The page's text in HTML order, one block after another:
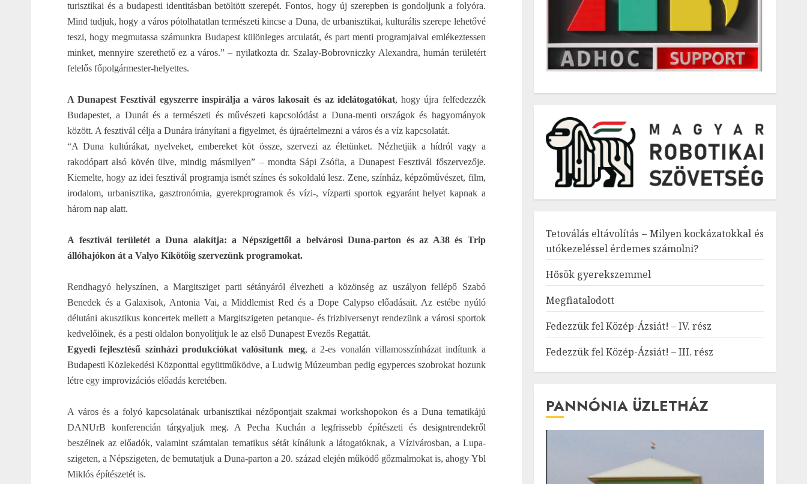
turisztikai és a budapesti identitásban betöltött szerepét. Fontos, hogy új szerepben is gondoljunk a folyóra.
Mind tudjuk, hogy a város pótolhatatlan természeti kincse a Duna, de urbanisztikai, kulturális szerepe lehetővé
teszi, hogy megmutassa számunkra Budapest különleges arculatát, és part menti programjaival emlékeztessen
minket, mennyire szerethető ez a város.” – nyilatkozta dr. Szalay-Bobrovniczky Alexandra, humán területért
felelős főpolgármester-helyettes.
A Dunapest Fesztivál egyszerre inspirálja a város lakosait és az idelátogatókat, hogy újra felfedezzék
Budapestet, a Dunát és a természeti és művészeti kapcsolódást a Duna-menti országok és hagyományok
között. A fesztivál célja a Dunára irányítani a figyelmet, és újraértelmezni a város és a víz kapcsolatát.
“A Duna kultúrákat, nyelveket, embereket köt össze, szervezi az életünket. Nézhetjük a hídról vagy a
rakodópart alsó kövén ülve, mindig másmilyen” – mondta Sápi Zsófia, a Dunapest Fesztivál főszervezője.
Kiemelte, hogy az idei fesztivál programja ismét színes és sokoldalú lesz. Zene, színház, képzőművészet, film,
irodalom, urbanisztika, gasztronómia, gyerekprogramok és vízi-, vízparti sportok egyaránt helyet kapnak a
három nap alatt.
A fesztivál területét a Duna alakítja: a Népszigettől a belvárosi Duna-parton és az A38 és Trip
állóhajókon át a Valyo Kikötőig szervezünk programokat.
Rendhagyó helyszínen, a Margitsziget parti sétányáról élvezheti a közönség az uszályon fellépő Szabó
Benedek és a Galaxisok, Antonia Vai, a Middlemist Red és a Dope Calypso előadásait. Az estébe nyúló
délutáni akusztikus koncertek mellett a Margitszigeten petanque- és frizbiversenyt rendezünk a városi sportok
kedvelőinek, és a pesti oldalon bonyolítjuk le az első Dunapest Evezős Regattát.
Egyedi fejlesztésű színházi produkciókat valósítunk meg, a 2-es vonalán villamosszínházat indítunk a
Budapesti Közlekedési Központtal együttműködve, a Ludwig Múzeumban pedig egyperces szobrokat hozunk
létre egy improvizációs előadás keretében.
A város és a folyó kapcsolatának urbanisztikai nézőpontjait szakmai workshopokon és a Duna tematikájú
DANUrB konferencián tárgyaljuk meg. A Pecha Kuchán a legfrissebb építészeti és designtrendekről
beszélnek az előadók, valamint számtalan tematikus sétát kínálunk a látogatóknak, a Vízivárosban, a Lupa-
szigeten, a Népszigeten, de bemutatjuk a Duna-parton a 20. század elején működő gőzmalmokat is, ahogy Ybl
Miklós építészetét is.
Tetoválás eltávolítás – Milyen kockázatokkal és
utókezeléssel érdemes számolni?
Hősök gyerekszemmel
Megfiatalodott
Fedezzük fel Közép-Ázsiát! – IV. rész
Fedezzük fel Közép-Ázsiát! – III. rész
PANNÓNIA ÜZLETHÁZ